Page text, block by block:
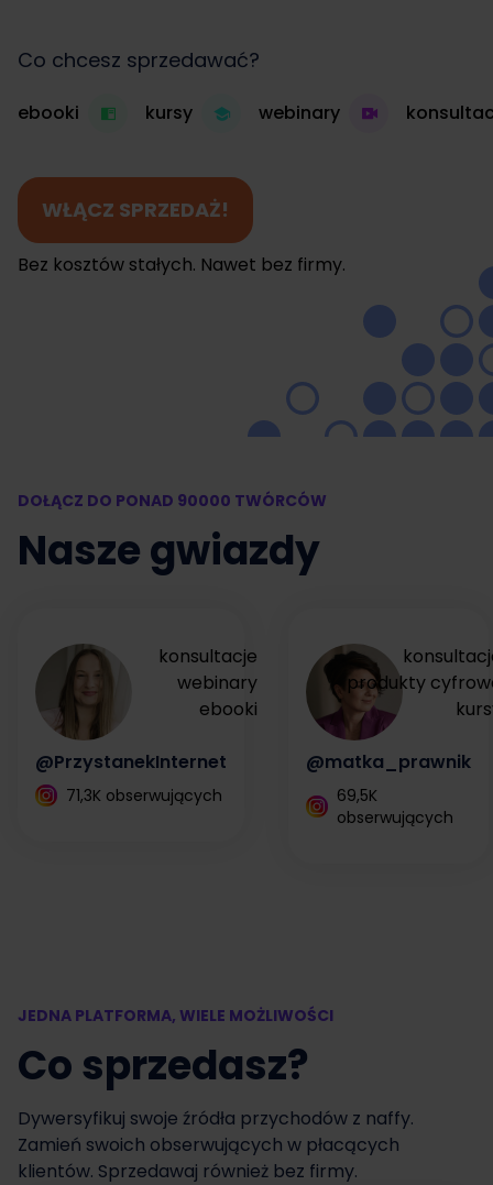
Co chcesz sprzedawać?
ebooki kursy webinary
WŁĄCZ SPRZEDAŻ!
Bez kosztów stałych. Nawet bez firmy.
DOŁĄCZ DO PONAD 90000 TWÓRCÓW
Nasze gwiazdy
konsultacje
webinary
ebooki
@PrzystanekInternet
71,3K obserwujących
produkty
@matka_prawnik
69,5K
obserwujących
JEDNA PLATFORMA, WIELE MOŻLIWOŚCI
Co sprzedasz?
Dywersyfikuj swoje źródła przychodów z naffy.
Zamień swoich obserwujących w płacących
klientów. Sprzedawaj również bez firmy.